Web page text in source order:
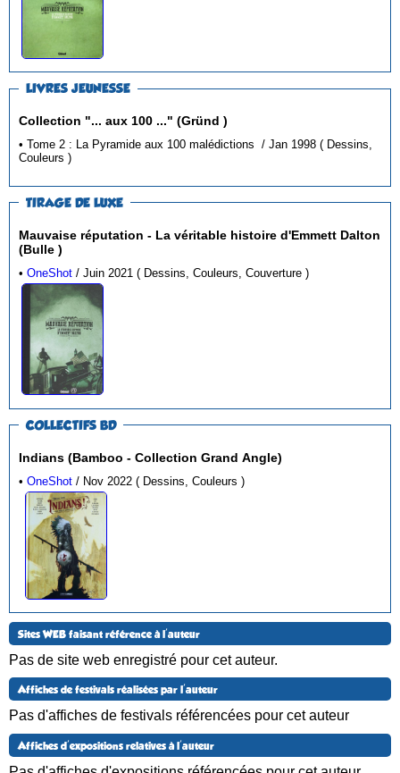
LIVRES JEUNESSE
Collection "... aux 100 ..." (Gründ )
• Tome 2 : La Pyramide aux 100 malédictions / Jan 1998 ( Dessins,
Couleurs )
TIRAGE DE LUXE
Mauvaise réputation - La véritable histoire d'Emmett Dalton
(Bulle )
•OneShot / Juin 2021 ( Dessins, Couleurs, Couverture )
COLLECTIFS BD
Indians (Bamboo - Collection Grand Angle)
•OneShot / Nov 2022 ( Dessins, Couleurs )
Sites WEB faisant référence à l'auteur
Pas de site web enregistré pour cet auteur.
Affiches de festivals réalisées par l'auteur
Pas d'affiches de festivals référencées pour cet auteur
Affiches d'expositions relatives à l'auteur